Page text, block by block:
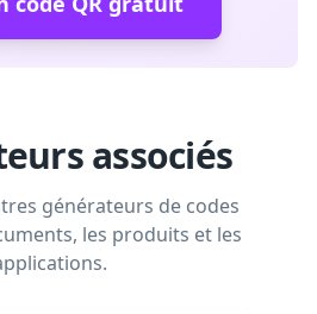
associés
générateurs de codes
les produits et les